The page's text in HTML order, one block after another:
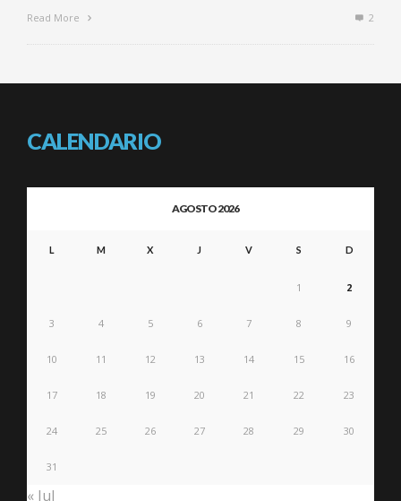
Read More 2
CALENDARIO
AGOSTO 2026
L M X J V S D
1 2
3 4 5 6 7 8 9
10 11 12 13 14 15 16
17 18 19 20 21 22 23
24 25 26 27 28 29 30
31
« Jul